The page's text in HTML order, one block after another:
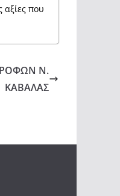
αξίες που
Ν.
ΚΑΒΑΛΑΣ